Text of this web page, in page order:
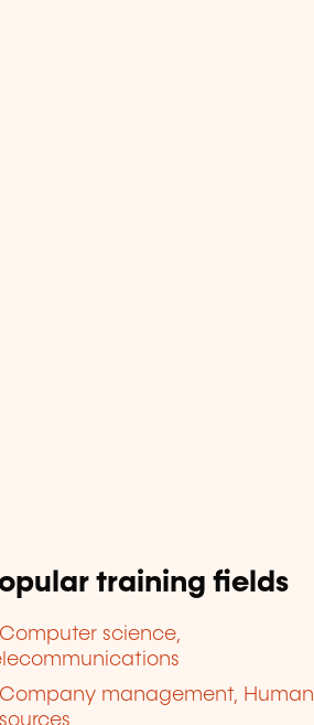
training fields
Computer science,
Company management, Human